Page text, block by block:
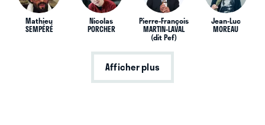
Mathieu
SEMPÉRÉ
Nicolas
PORCHER
Pierre-François
MARTIN-LAVAL
(dit Pef)
Jean-Luc
MOREAU
Afficher plus